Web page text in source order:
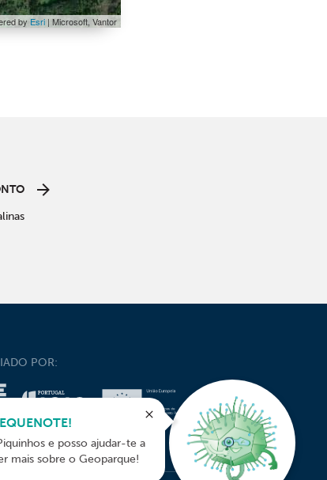
by Esri| Microsoft, Vantor
e posso ajudar-te a
mais sobre o Geoparque!
POR: